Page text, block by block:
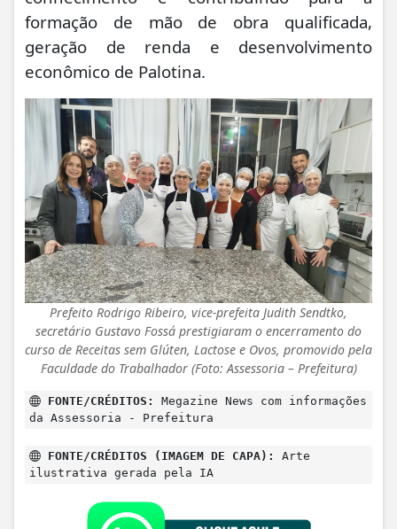
formação de mão de obra qualificada,
geração de renda e desenvolvimento
econômico de Palotina.
Prefeito Rodrigo Ribeiro, vice-prefeita Judith Sendtko,
secretário Gustavo Fossá prestigiaram o encerramento do
curso de Receitas sem Glúten, Lactose e Ovos, promovido pela
Faculdade do Trabalhador (Foto: Assessoria – Prefeitura)
FONTE/CRÉDITOS:
Megazine News com informações
da Assessoria - Prefeitura
FONTE/CRÉDITOS (IMAGEM DE CAPA):
Arte
ilustrativa gerada pela IA